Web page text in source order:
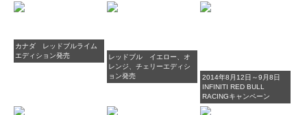
カナダ レッドブルライム
エディション発売
レッドブル イエロー、オ
レンジ、チェリーエディシ
ョン発売
2014年8月12日～9月8日
INFINITI RED BULL
RACINGキャンペーン